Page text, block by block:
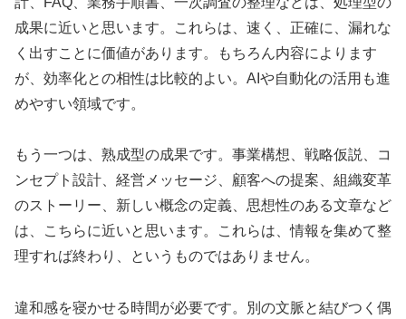
成果に近いと思います。これらは、速く、正確に、漏れな
く出すことに価値があります。もちろん内容によります
が、効率化との相性は比較的よい。AIや自動化の活用も進
めやすい領域です。
もう一つは、熟成型の成果です。事業構想、戦略仮説、コ
ンセプト設計、経営メッセージ、顧客への提案、組織変革
のストーリー、新しい概念の定義、思想性のある文章など
は、こちらに近いと思います。これらは、情報を集めて整
理すれば終わり、というものではありません。
違和感を寝かせる時間が必要です。別の文脈と結びつく偶